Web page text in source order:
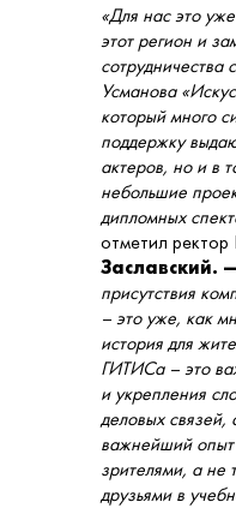
«Для нас это
этот регион и
Усманова
который много
поддержку
актеров, но и в
небольшие
дипломных
отметил
Заславский.
присутствия
–это уже, как
история для
ГИТИСа –это
и укрепления
деловых связей,
важнейший
зрителями, а не
друзьями в